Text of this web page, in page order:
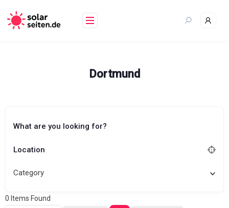
content
Dortmund
What are you looking for?
Location
Category
0 Items Found